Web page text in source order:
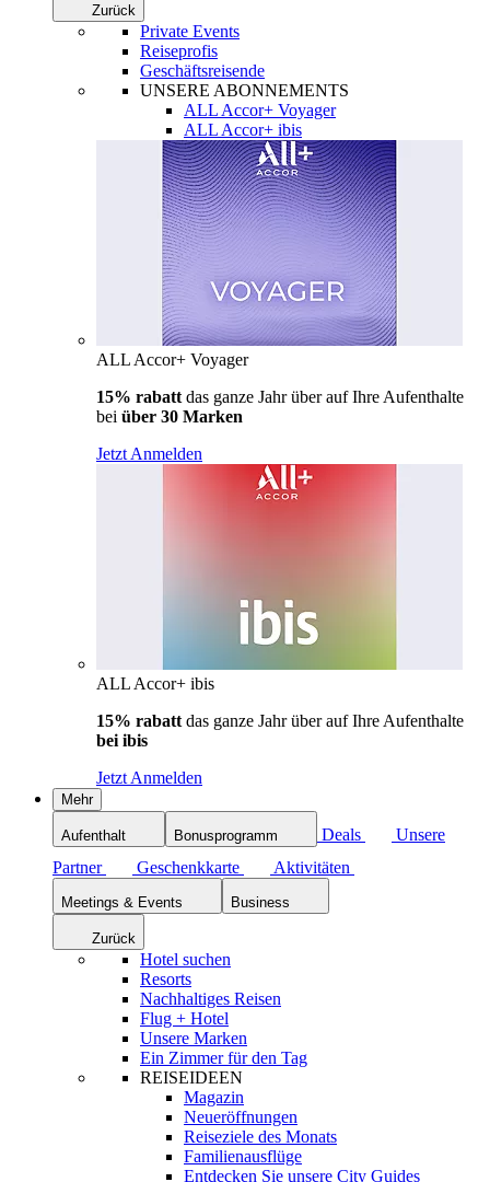
Zurück
Private Events
Reiseprofis
Geschäftsreisende
UNSERE ABONNEMENTS
ALL Accor+ Voyager
ALL Accor+ ibis
ALL Accor+ Voyager
15% rabatt das ganze Jahr über auf Ihre Aufenthalte
bei über 30 Marken
Jetzt Anmelden
ALL Accor+ ibis
15% rabatt das ganze Jahr über auf Ihre Aufenthalte
bei ibis
Jetzt Anmelden
Mehr
Aufenthalt Bonusprogramm Deals
Unsere
Partner
Geschenkkarte Aktivitäten
Meetings & Events Business
Zurück
Hotel suchen
Resorts
Nachhaltiges Reisen
Flug + Hotel
Unsere Marken
Ein Zimmer für den Tag
REISEIDEEN
Magazin
Neueröffnungen
Reiseziele des Monats
Familienausflüge
Entdecken Sie unsere City Guides